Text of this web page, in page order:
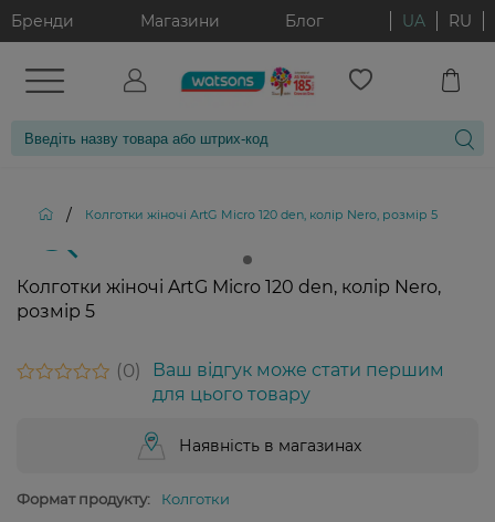
Бренди Магазини Блог UA RU
/ Колготки жіночі ArtG Micro 120 den, колір Nero, розмір 5
Колготки жіночі ArtG Micro 120 den, колір Nero,
розмір 5
0
Ваш відгук може стати першим
для цього товару
Наявність в магазинах
Формат продукту: Колготки